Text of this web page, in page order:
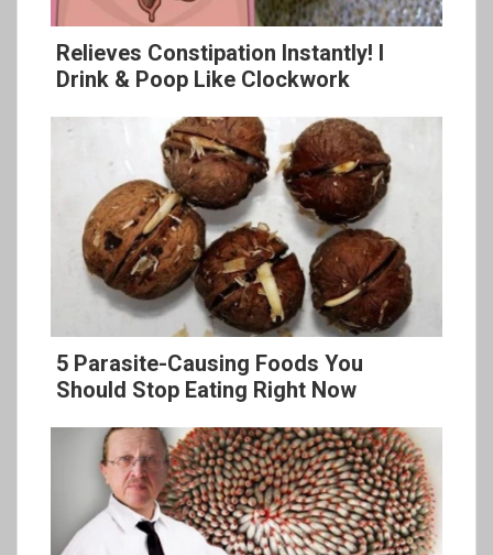
Relieves Constipation Instantly! I
Drink & Poop Like Clockwork
5 Parasite-Causing Foods You
Should Stop Eating Right Now